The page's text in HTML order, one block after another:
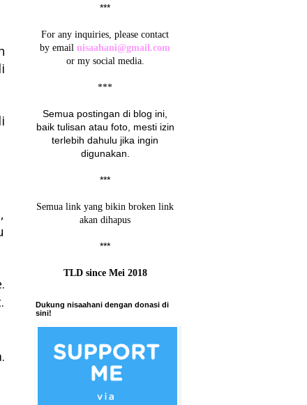
***
For any inquiries, please contact
by email nisaahani@gmail.com
or my social media.
***
Semua postingan di blog ini,
baik tulisan atau foto, mesti izin
terlebih dahulu jika ingin
digunakan.
***
Semua link yang bikin broken link
akan dihapus
***
TLD since Mei 2018
Dukung nisaahani dengan donasi di
sini!